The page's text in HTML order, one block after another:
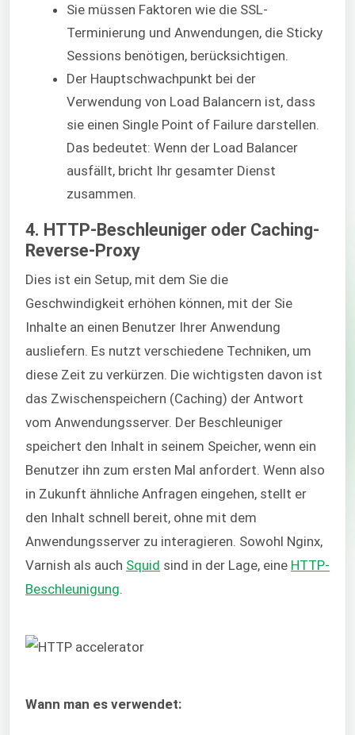
Sie müssen Faktoren wie die SSL-
Terminierung und Anwendungen, die Sticky
Sessions benötigen, berücksichtigen.
Der Hauptschwachpunkt bei der
Verwendung von Load Balancern ist, dass
sie einen Single Point of Failure darstellen.
Das bedeutet: Wenn der Load Balancer
ausfällt, bricht Ihr gesamter Dienst
zusammen.
4. HTTP-Beschleuniger oder Caching-
Reverse-Proxy
Dies ist ein Setup, mit dem Sie die
Geschwindigkeit erhöhen können, mit der Sie
Inhalte an einen Benutzer Ihrer Anwendung
ausliefern. Es nutzt verschiedene Techniken, um
diese Zeit zu verkürzen. Die wichtigsten davon ist
das Zwischenspeichern (Caching) der Antwort
vom Anwendungsserver. Der Beschleuniger
speichert den Inhalt in seinem Speicher, wenn ein
Benutzer ihn zum ersten Mal anfordert. Wenn also
in Zukunft ähnliche Anfragen eingehen, stellt er
den Inhalt schnell bereit, ohne mit dem
Anwendungsserver zu interagieren. Sowohl Nginx,
Varnish als auch Squid sind in der Lage, eine HTTP-
Beschleunigung.
Wann man es verwendet: